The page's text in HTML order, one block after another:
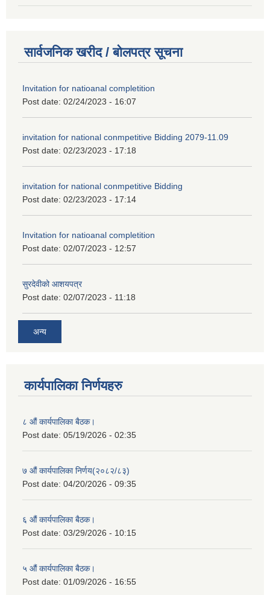
सार्वजनिक खरीद / बोलपत्र सूचना
Invitation for natioanal completition
Post date: 02/24/2023 - 16:07
invitation for national conmpetitive Bidding 2079-11.09
Post date: 02/23/2023 - 17:18
invitation for national conmpetitive Bidding
Post date: 02/23/2023 - 17:14
Invitation for natioanal completition
Post date: 02/07/2023 - 12:57
सुरदेवीको आशयपत्र
Post date: 02/07/2023 - 11:18
अन्य
कार्यपालिका निर्णयहरु
८ औं कार्यपालिका बैठक।
Post date: 05/19/2026 - 02:35
७ औं कार्यपालिका निर्णय(२०८२/८३)
Post date: 04/20/2026 - 09:35
६ औं कार्यपालिका बैठक।
Post date: 03/29/2026 - 10:15
५ औं कार्यपालिका बैठक।
Post date: 01/09/2026 - 16:55